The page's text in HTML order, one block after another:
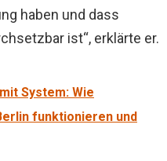
haben und dass
ist“, erklärte er.
System: Wie
funktionieren und